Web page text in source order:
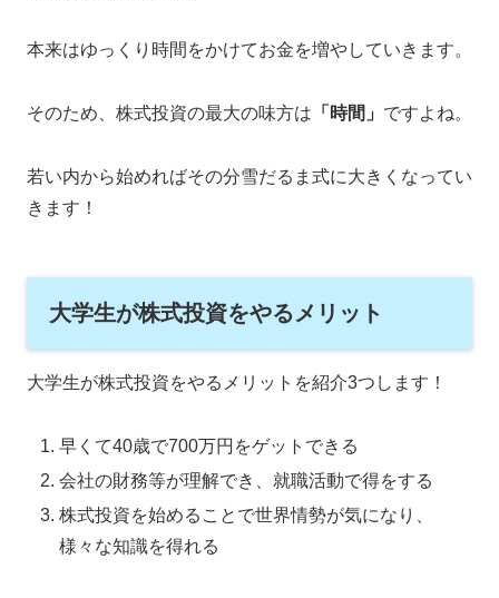
本来はゆっくり時間をかけてお金を増やしていきます。
そのため、株式投資の最大の味方は 「時間」 ですよね。
若い内から始めればその分雪だるま式に大きくなってい
きます！
大学生が株式投資をやるメリット
大学生が株式投資をやるメリットを紹介3つします！
早くて40歳で700万円をゲットできる
会社の財務等が理解でき、就職活動で得をする
株式投資を始めることで世界情勢が気になり、
様々な知識を得れる